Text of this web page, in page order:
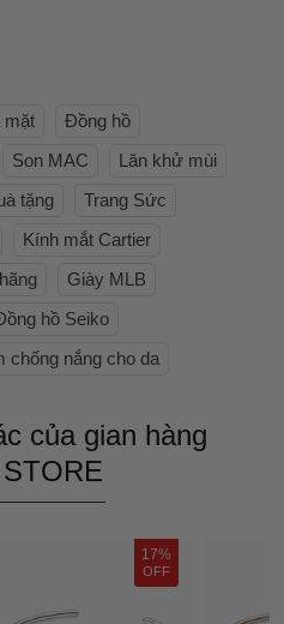
mặt
Đồng hồ
Son MAC
Lăn khử mùi
tặng
Trang Sức
Kính mắt Cartier
Giày MLB
hồ Seiko
chống nắng cho da
của gian hàng
17%
OFF